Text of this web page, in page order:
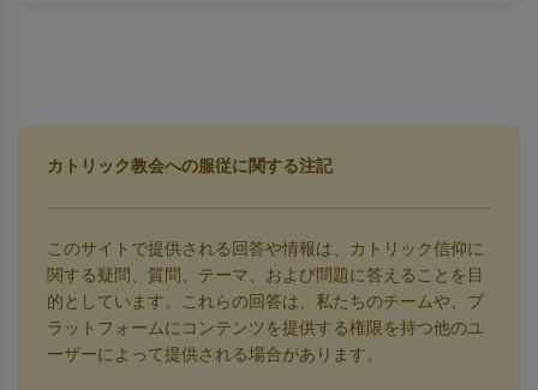
カトリック教会への服従に関する注記
このサイトで提供される回答や情報は、カトリック信仰に
関する疑問、質問、テーマ、および問題に答えることを目
的としています。これらの回答は、私たちのチームや、プ
ラットフォームにコンテンツを提供する権限を持つ他のユ
ーザーによって提供される場合があります。